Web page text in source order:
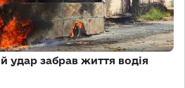
удар забрав життя водія